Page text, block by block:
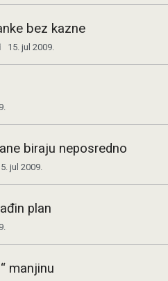
bez kazne
15. jul 2009.
biraju neposredno
jul 2009.
plan
manjinu